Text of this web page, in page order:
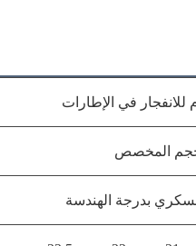
للانفجار في الإطارات
المخصص
بدرجة الهندسة